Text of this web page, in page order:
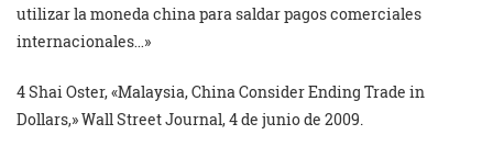
utilizar la moneda china para saldar pagos comerciales
internacionales…»
4 Shai Oster, «Malaysia, China Consider Ending Trade in
Dollars,» Wall Street Journal, 4 de junio de 2009.